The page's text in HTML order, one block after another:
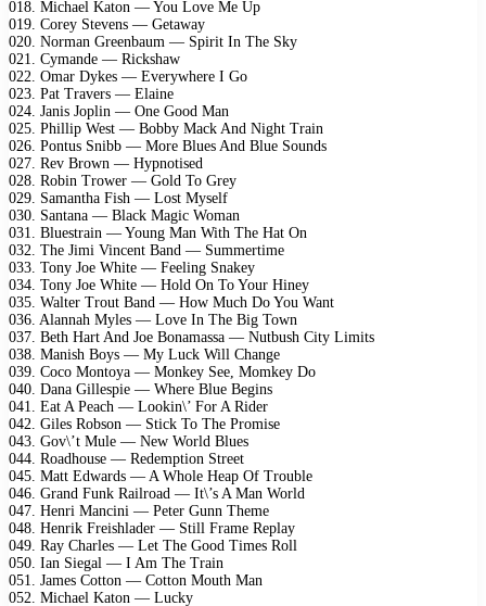
018. Michael Katon — You Love Me Up
019. Corey Stevens — Getaway
020. Norman Greenbaum — Spirit In The Sky
021. Cymande — Rickshaw
022. Omar Dykes — Everywhere I Go
023. Pat Travers — Elaine
024. Janis Joplin — One Good Man
025. Phillip West — Bobby Mack And Night Train
026. Pontus Snibb — More Blues And Blue Sounds
027. Rev Brown — Hypnotised
028. Robin Trower — Gold To Grey
029. Samantha Fish — Lost Myself
030. Santana — Black Magic Woman
031. Bluestrain — Young Man With The Hat On
032. The Jimi Vincent Band — Summertime
033. Tony Joe White — Feeling Snakey
034. Tony Joe White — Hold On To Your Hiney
035. Walter Trout Band — How Much Do You Want
036. Alannah Myles — Love In The Big Town
037. Beth Hart And Joe Bonamassa — Nutbush City Limits
038. Manish Boys — My Luck Will Change
039. Coco Montoya — Monkey See, Momkey Do
040. Dana Gillespie — Where Blue Begins
041. Eat A Peach — Lookin\’ For A Rider
042. Giles Robson — Stick To The Promise
043. Gov\’t Mule — New World Blues
044. Roadhouse — Redemption Street
045. Matt Edwards — A Whole Heap Of Trouble
046. Grand Funk Railroad — It\’s A Man World
047. Henri Mancini — Peter Gunn Theme
048. Henrik Freishlader — Still Frame Replay
049. Ray Charles — Let The Good Times Roll
050. Ian Siegal — I Am The Train
051. James Cotton — Cotton Mouth Man
052. Michael Katon — Lucky